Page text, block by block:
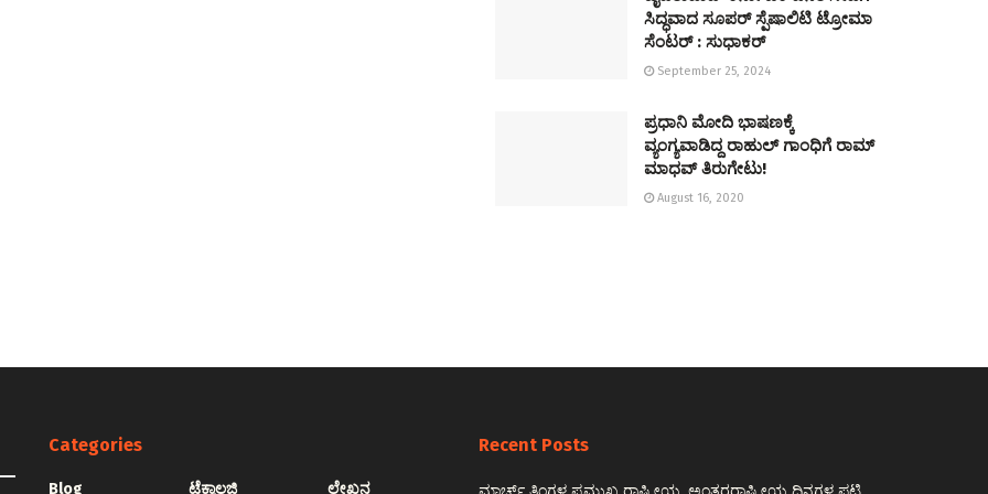
ಸಿದ್ಧವಾದ ಸೂಪರ್ ಸ್ಪೆಷಾಲಿಟಿ ಟ್ರೋಮಾ
ಸೆಂಟರ್ : ಸುಧಾಕರ್
September 25, 2024
ಪ್ರಧಾನಿ ಮೋದಿ ಭಾಷಣಕ್ಕೆ
ವ್ಯಂಗ್ಯವಾಡಿದ್ದ ರಾಹುಲ್ ಗಾಂಧಿಗೆ ರಾಮ್
ಮಾಧವ್ ತಿರುಗೇಟು!
August 16, 2020
Categories
Blog ಟೆಕ್ನಾಲಜಿ ಲೇಖನ
Recent Posts